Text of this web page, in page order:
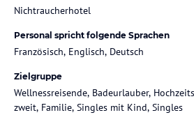
Nichtraucherhotel
Personal spricht folgende Sprachen
Französisch, Englisch, Deutsch
Zielgruppe
Wellnessreisende, Badeurlauber,
zweit, Familie, Singles mit Kind, Singles